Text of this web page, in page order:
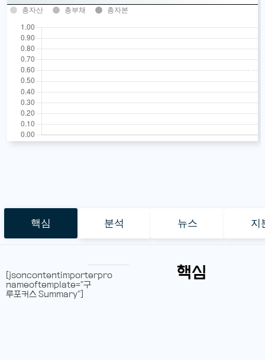
총자산 총부채 총자본
핵심 분석 뉴스 지
핵심
[jsoncontentimporterpro
nameoftemplate="구
루포커스 Summary"]